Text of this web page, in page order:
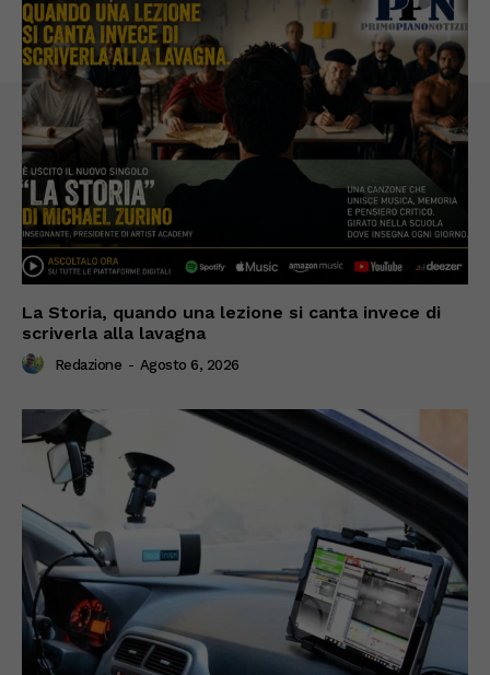
La Storia, quando una lezione si canta invece di
scriverla alla lavagna
Redazione - Agosto 6, 2026